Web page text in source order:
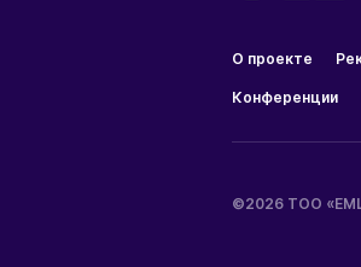
О проекте
Конференции
©2026 ТОО